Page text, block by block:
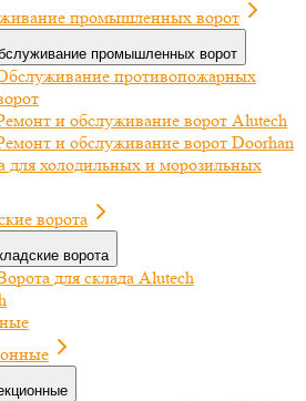
промышленных ворот
промышленных ворот
противопожарных
и обслуживание ворот Alutech
и обслуживание ворот Doorhan
для холодильных и морозильных
ворота
ворота
для склада Alutech